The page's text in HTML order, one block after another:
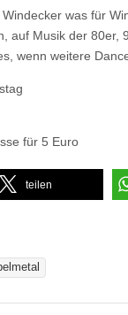
was für
auf Musik der 80er,
wenn weitere
für 5 Euro
teilen